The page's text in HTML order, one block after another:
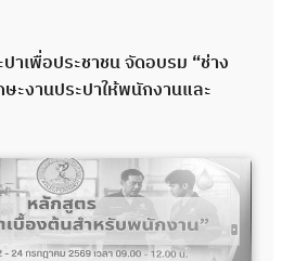
าเพื่อประชาชน จัดอบรม “ช่าง
ะงานประปาให้พนักงานและ